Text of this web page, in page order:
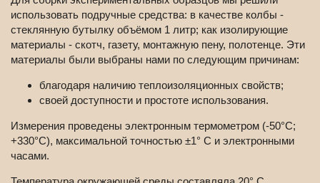
использовать подручные средства: в качестве колбы -
стеклянную бутылку объёмом 1 литр; как изолирующие
материалы - скотч, газету, монтажную пену, полотенце. Эти
материалы были выбраны нами по следующим причинам:
благодаря наличию теплоизоляционных свойств;
своей доступности и простоте использования.
Измерения проведены электронным термометром (-50°С;
+330°С), максимальной точностью ±1° С и электронными
часами.